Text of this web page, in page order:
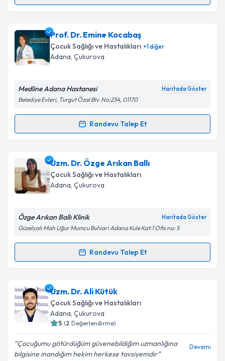
takvim hazırlandığında e-posta ile bilgilendireceğiz.
E-posta Adresiniz
Kişisel verilerimin işlenmesine ilişkin
Metni'ni okudum ve kişisel verilerimin belirtilen
kapsamda işlenmesini kabul ediyorum.
Prof. Dr. Emine Kocabaş
Çocuk Sağlığı ve Hastalıkları +1diğer
Adana, Çukurova
Medline Adana Hastanesi Haritada Göster
Belediye Evleri, Turgut Özal Blv. No:234, 01170
Randevu Talep Et
Randevu Takvimi Talebi
Prof. Dr. Emine Kocabaşiçin randevu takvimi talebi
oluşturun. Size bu uzmandan randevu almanız için bir
takvim hazırlandığında e-posta ile bilgilendireceğiz.
Kişisel verilerimin işlenmesine ilişkin
Metni'ni okudum ve kişisel verilerimin belirtilen
Takvim Talebini Gönder
Uzm. Dr. Özge Arıkan Ballı
Çocuk Sağlığı ve Hastalıkları
Adana, Çukurova
Özge Arıkan Ballı Klinik Haritada Göster
Güzelyalı Mah Uğur Mumcu Bulvarı Adana Kule Kat:1 Ofis no: 5
Randevu Talep Et
Randevu Takvimi Talebi
Uzm. Dr. Özge Arıkan Ballı
talebi oluşturun. Size bu uzmandan randevu almanız
için bir takvim hazırlandığında e-posta ile
bilgilendireceğiz.
E-posta Adresiniz
Uzm. Dr. Ali Kütük
Çocuk Sağlığı ve Hastalıkları
Adana, Çukurova
5 (2 Değerlendirme)
Çocuğumu götürdüğüm güvenebildiğim uzmanlığına
bilgisine inandığım hekim herkese tavsiyemdir
Devamı